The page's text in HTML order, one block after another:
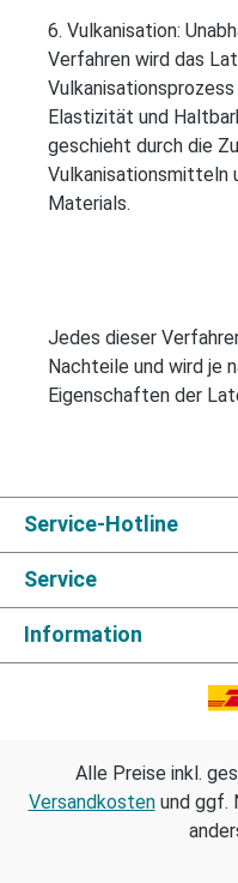
6. Vulkanisation:
Verfahren wird das
Elastizität und
geschieht durch die
Vulkanisationsmitteln
Materials.
Jedes dieser
Nachteile und wird je
Eigenschaften der
Service-Hotline
Service
Information
Alle Preise inkl.
Versandkostenund ggf.